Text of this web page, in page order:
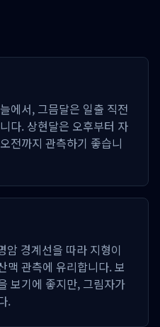
에서, 그믐달은 일출 직전
다. 상현달은 오후부터 자
전까지 관측하기 좋습니
암 경계선을 따라 지형이
맥 관측에 유리합니다. 보
보기에 좋지만, 그림자가
.